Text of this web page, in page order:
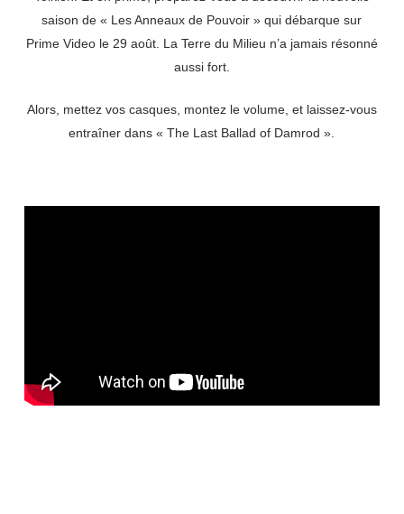
saison de « Les Anneaux de Pouvoir » qui débarque sur
Prime Video le 29 août. La Terre du Milieu n’a jamais résonné
aussi fort.
Alors, mettez vos casques, montez le volume, et laissez-vous
entraîner dans « The Last Ballad of Damrod ».